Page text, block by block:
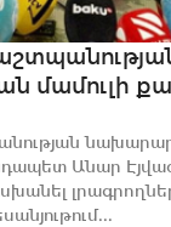
մամուլի
Անար